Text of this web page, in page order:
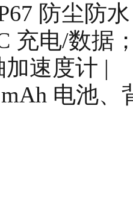
防尘防
充电/数据
加速度计 |
电池